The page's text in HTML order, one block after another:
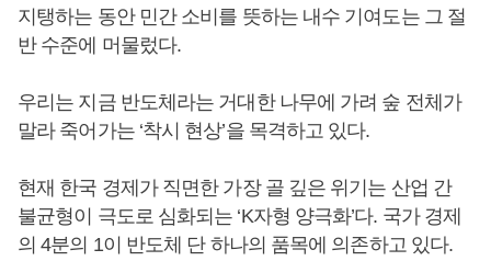
지탱하는 동안 민간 소비를 뜻하는 내수 기여도는 그 절
반 수준에 머물렀다.
우리는 지금 반도체라는 거대한 나무에 가려 숲 전체가
말라 죽어가는 ‘착시 현상’을 목격하고 있다.
현재 한국 경제가 직면한 가장 골 깊은 위기는 산업 간
불균형이 극도로 심화되는 ‘K자형 양극화’다. 국가 경제
의 4분의 1이 반도체 단 하나의 품목에 의존하고 있다.